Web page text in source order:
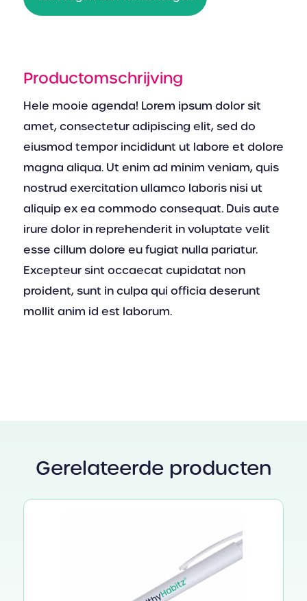
Productomschrijving
Hele mooie agenda! Lorem ipsum dolor sit
amet, consectetur adipiscing elit, sed do
eiusmod tempor incididunt ut labore et dolore
magna aliqua. Ut enim ad minim veniam, quis
nostrud exercitation ullamco laboris nisi ut
aliquip ex ea commodo consequat. Duis aute
irure dolor in reprehenderit in voluptate velit
esse cillum dolore eu fugiat nulla pariatur.
Excepteur sint occaecat cupidatat non
proident, sunt in culpa qui officia deserunt
mollit anim id est laborum.
Gerelateerde producten